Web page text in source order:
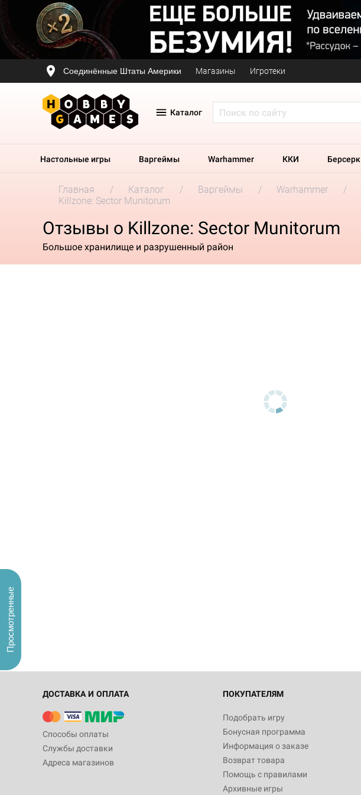
Соединённые Штаты Америки Магазины Игротеки
Каталог
Настольные игры Варгеймы Warhammer ККИ Берсерк
Главная Каталог Варгеймы Warhammer
Killzone: Sector Munitorum
Отзывы о Killzone: Sector Munitorum
Большое хранилище и разрушенный район
ДОСТАВКА И ОПЛАТА
Способы оплаты
Службы доставки
Адреса магазинов
ПОКУПАТЕЛЯМ
Подобрать игру
Бонусная программа
Информация о заказе
Возврат товара
Помощь с правилами
Архивные игры
Просмотренные